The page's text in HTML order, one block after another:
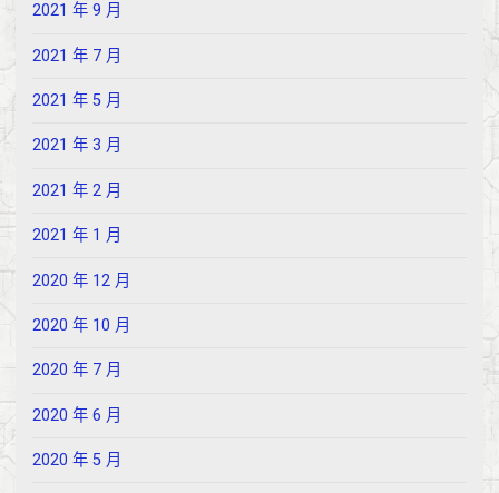
2021 年 9 月
2021 年 7 月
2021 年 5 月
2021 年 3 月
2021 年 2 月
2021 年 1 月
2020 年 12 月
2020 年 10 月
2020 年 7 月
2020 年 6 月
2020 年 5 月